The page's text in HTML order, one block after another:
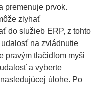
premenuje prvok.
zlyhať
do služieb ERP, z tohto
na zvládnutie
pravým tlačidlom myši
a vyberte
úlohe. Po